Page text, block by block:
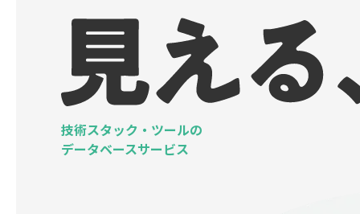
技術スタック・ツールの
データベースサービス